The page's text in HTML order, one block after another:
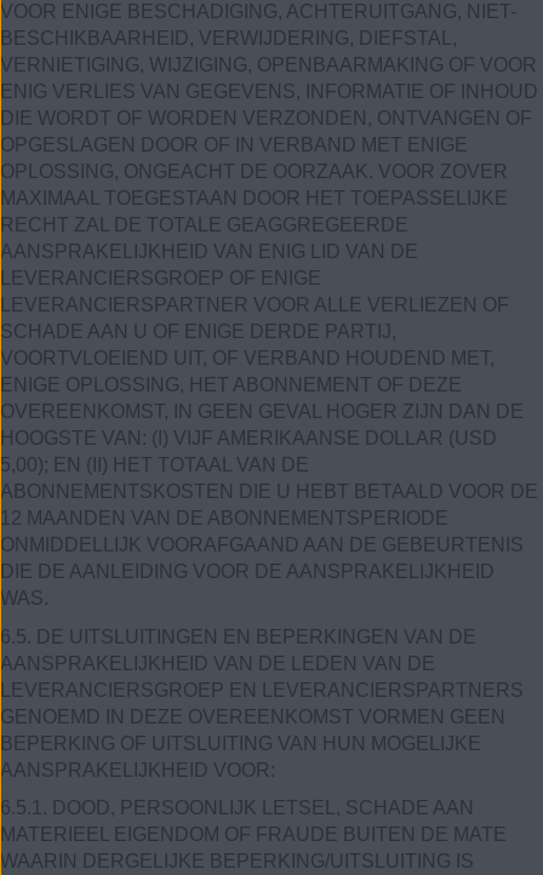
VOOR ENIGE BESCHADIGING, ACHTERUITGANG, NIET-
BESCHIKBAARHEID, VERWIJDERING, DIEFSTAL,
VERNIETIGING, WIJZIGING, OPENBAARMAKING OF VOOR
ENIG VERLIES VAN GEGEVENS, INFORMATIE OF INHOUD
DIE WORDT OF WORDEN VERZONDEN, ONTVANGEN OF
OPGESLAGEN DOOR OF IN VERBAND MET ENIGE
OPLOSSING, ONGEACHT DE OORZAAK. VOOR ZOVER
MAXIMAAL TOEGESTAAN DOOR HET TOEPASSELIJKE
RECHT ZAL DE TOTALE GEAGGREGEERDE
AANSPRAKELIJKHEID VAN ENIG LID VAN DE
LEVERANCIERSGROEP OF ENIGE
LEVERANCIERSPARTNER VOOR ALLE VERLIEZEN OF
SCHADE AAN U OF ENIGE DERDE PARTIJ,
VOORTVLOEIEND UIT, OF VERBAND HOUDEND MET,
ENIGE OPLOSSING, HET ABONNEMENT OF DEZE
OVEREENKOMST, IN GEEN GEVAL HOGER ZIJN DAN DE
HOOGSTE VAN: (I) VIJF AMERIKAANSE DOLLAR (USD
5,00); EN (II) HET TOTAAL VAN DE
ABONNEMENTSKOSTEN DIE U HEBT BETAALD VOOR DE
12 MAANDEN VAN DE ABONNEMENTSPERIODE
ONMIDDELLIJK VOORAFGAAND AAN DE GEBEURTENIS
DIE DE AANLEIDING VOOR DE AANSPRAKELIJKHEID
WAS.
6.5. DE UITSLUITINGEN EN BEPERKINGEN VAN DE
AANSPRAKELIJKHEID VAN DE LEDEN VAN DE
LEVERANCIERSGROEP EN LEVERANCIERSPARTNERS
GENOEMD IN DEZE OVEREENKOMST VORMEN GEEN
BEPERKING OF UITSLUITING VAN HUN MOGELIJKE
AANSPRAKELIJKHEID VOOR:
6.5.1. DOOD, PERSOONLIJK LETSEL, SCHADE AAN
MATERIEEL EIGENDOM OF FRAUDE BUITEN DE MATE
WAARIN DERGELIJKE BEPERKING/UITSLUITING IS